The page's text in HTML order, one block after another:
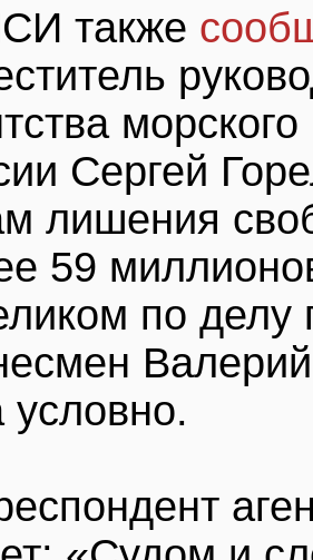
также
Сергей
лишения
59
по делу
условно.